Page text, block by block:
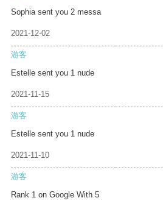
Sophia sent you 2 messa
2021-12-02
游客
Estelle sent you 1 nude
2021-11-15
游客
Estelle sent you 1 nude
2021-11-10
游客
Rank 1 on Google With 5